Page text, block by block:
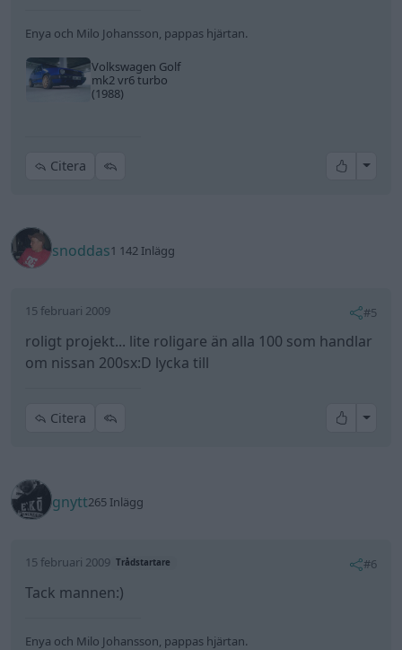
Enya och Milo Johansson, pappas hjärtan.
Volkswagen Golf
mk2 vr6 turbo
(1988)
Citera All
snoddas1 142 Inlägg
15 februari 2009 #5
roligt projekt... lite roligare än alla 100 som handlar
om nissan 200sx:D lycka till
Citera All
gnytt265 Inlägg
15 februari 2009 Trådstartare #6
Tack mannen:)
Enya och Milo Johansson, pappas hjärtan.